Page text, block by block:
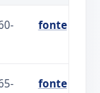
fonte
fonte